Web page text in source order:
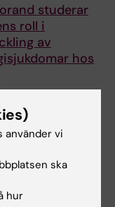
studerar
roll i
av
hos
vid Karolinska
undersöker hur
hudens…
använder vi
ska
hur